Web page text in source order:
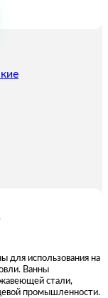
для использования на
Ванны
стали,
промышленности.